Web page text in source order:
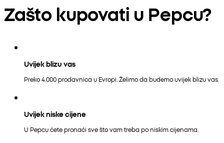
Zašto kupovati u Pepcu?
Uvijek blizu vas
Preko 4.000 prodavnica u Evropi. Želimo da budemo uvijek blizu vas.
Uvijek niske cijene
U Pepcu ćete pronaći sve što vam treba po niskim cijenama.